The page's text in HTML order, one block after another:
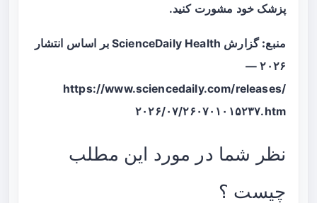
پزشک خود مشورت کنید.
منبع:
گزارش ScienceDaily Health بر اساس انتشار
۲۰۲۶ —
https://www.sciencedaily.com/releases/
۲۰۲۶/۰۷/۲۶۰۷۰۱۰۱۵۲۳۷.htm
نظر شما در مورد این مطلب
چیست ؟